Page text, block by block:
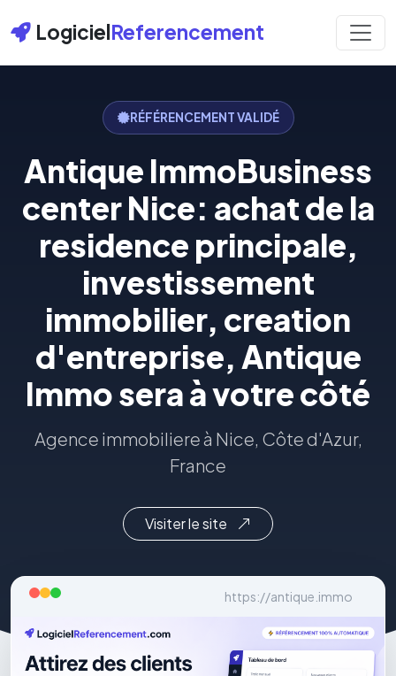
LogicielReferencement
RÉFÉRENCEMENT VALIDÉ
Antique ImmoBusiness
center Nice: achat de la
residence principale,
investissement
immobilier, creation
d'entreprise, Antique
Immo sera à votre côté
Agence immobiliere à Nice, Côte d'Azur,
France
Visiter le site
https://antique.immo